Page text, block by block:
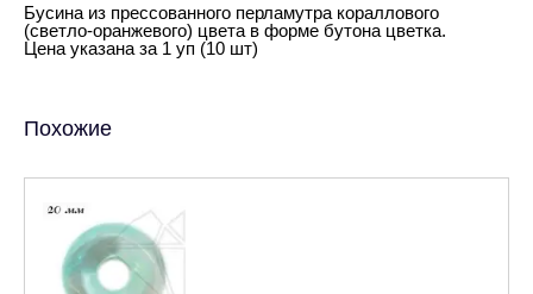
Бусина из прессованного перламутра кораллового
(светло-оранжевого) цвета в форме бутона цветка.
Цена указана за 1 уп (10 шт)
Похожие